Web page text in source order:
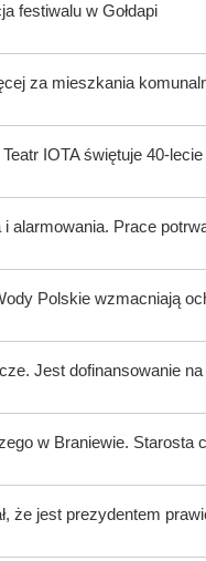
festiwalu w Gołdapi
za mieszkania
IOTA świętuje 40-lecie
alarmowania. Prace
Polskie wzmacniają
Jest dofinansowanie
w Braniewie. Starosta
że jest prezydentem